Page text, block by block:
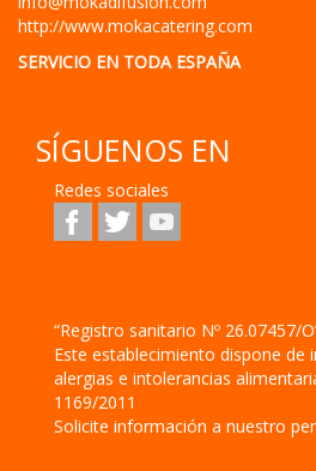
http://www.mokacatering.com
SERVICIO EN TODA ESPAÑA
SÍGUENOS EN
Redes sociales
“Registro sanitario Nº 26.07457/
Este establecimiento dispone de
alergias e intolerancias
1169/2011
Solicite información a nuestro